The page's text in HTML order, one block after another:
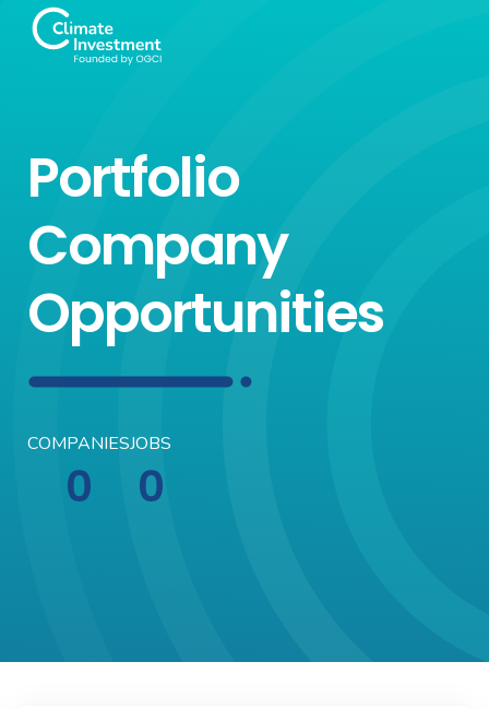
Portfolio
Company
Opportunities
COMPANIES
0
JOBS
0